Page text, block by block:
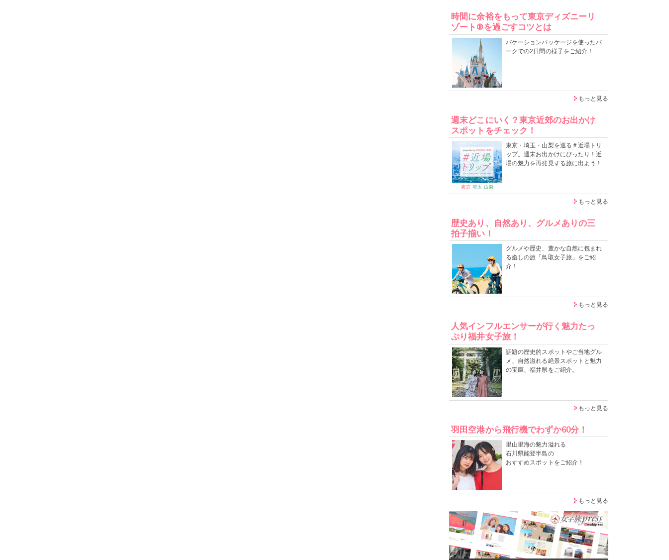
時間に余裕をもって東京ディズニーリ
ゾート®を過ごすコツとは
バケーションパッケージを使ったパ
ークでの2日間の様子をご紹介！
もっと見る
週末どこにいく？東京近郊のお出かけ
スポットをチェック！
東京・埼玉・山梨を巡る＃近場トリ
ップ。週末お出かけにぴったり！近
場の魅力を再発見する旅に出よう！
もっと見る
歴史あり、自然あり、グルメありの三
拍子揃い！
グルメや歴史、豊かな自然に包まれ
る癒しの旅「鳥取女子旅」をご紹
介！
もっと見る
人気インフルエンサーが行く魅力たっ
ぷり福井女子旅！
話題の歴史的スポットやご当地グル
メ、自然溢れる絶景スポットと魅力
の宝庫、福井県をご紹介。
もっと見る
羽田空港から飛行機でわずか60分！
里山里海の魅力溢れる
石川県能登半島の
おすすめスポットをご紹介！
もっと見る